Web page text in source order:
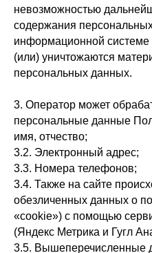
невозможностью
содержания
информационной
(или) уничтожаются
персональных данных.
3. Оператор может
персональные данные
имя, отчество;
3.2. Электронный адрес;
3.3. Номера телефонов;
3.4. Также на сайте
обезличенных данных о
«cookie») с помощью
(Яндекс Метрика и Гугл
3.5. Вышеперечисленные